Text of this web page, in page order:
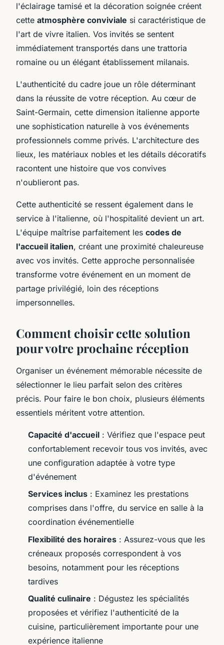
l'éclairage tamisé et la décoration soignée créent
cette atmosphère conviviale si caractéristique de
l'art de vivre italien. Vos invités se sentent
immédiatement transportés dans une trattoria
romaine ou un élégant établissement milanais.
L'authenticité du cadre joue un rôle déterminant
dans la réussite de votre réception. Au cœur de
Saint-Germain, cette dimension italienne apporte
une sophistication naturelle à vos événements
professionnels comme privés. L'architecture des
lieux, les matériaux nobles et les détails décoratifs
racontent une histoire que vos convives
n'oublieront pas.
Cette authenticité se ressent également dans le
service à l'italienne, où l'hospitalité devient un art.
L'équipe maîtrise parfaitement les codes de
l'accueil italien, créant une proximité chaleureuse
avec vos invités. Cette approche personnalisée
transforme votre événement en un moment de
partage privilégié, loin des réceptions
impersonnelles.
Comment choisir cette solution
pour votre prochaine réception
Organiser un événement mémorable nécessite de
sélectionner le lieu parfait selon des critères
précis. Pour faire le bon choix, plusieurs éléments
essentiels méritent votre attention.
Capacité d'accueil : Vérifiez que l'espace peut
confortablement recevoir tous vos invités, avec
une configuration adaptée à votre type
d'événement
Services inclus : Examinez les prestations
comprises dans l'offre, du service en salle à la
coordination événementielle
Flexibilité des horaires : Assurez-vous que les
créneaux proposés correspondent à vos
besoins, notamment pour les réceptions
tardives
Qualité culinaire : Dégustez les spécialités
proposées et vérifiez l'authenticité de la
cuisine, particulièrement importante pour une
expérience italienne